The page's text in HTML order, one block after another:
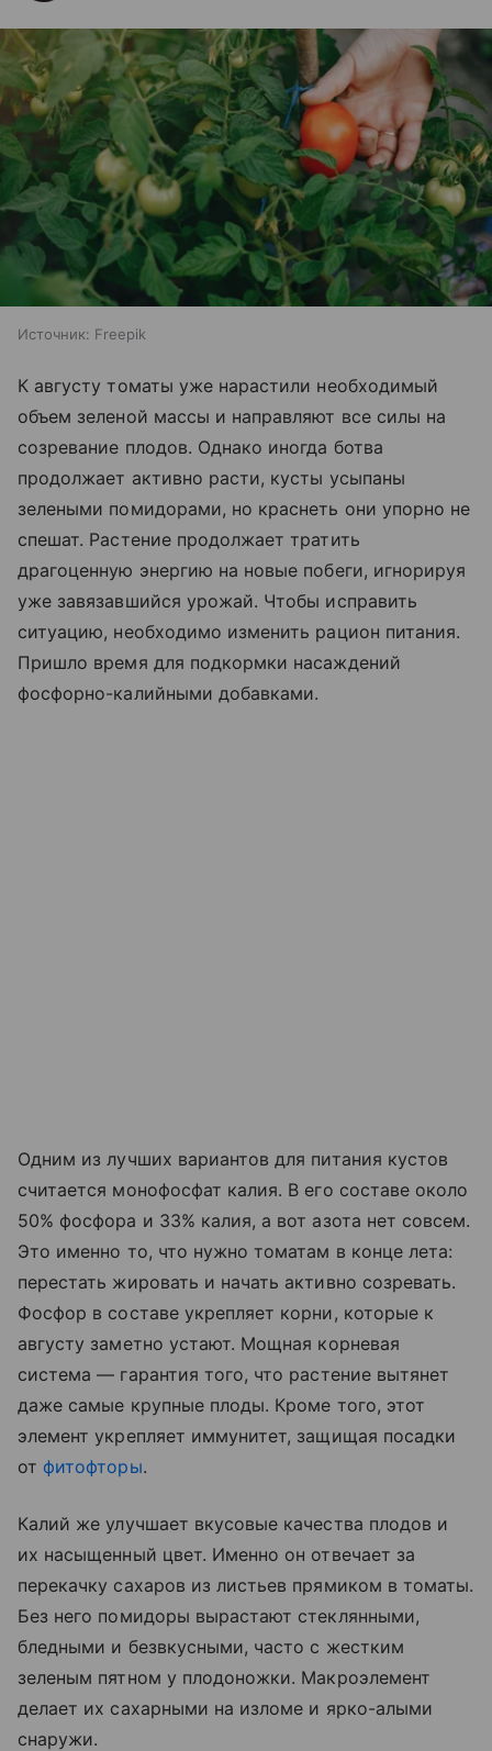
Источник: Freepik
К августу томаты уже нарастили необходимый
объем зеленой массы и направляют все силы на
созревание плодов. Однако иногда ботва
продолжает активно расти, кусты усыпаны
зелеными помидорами, но краснеть они упорно не
спешат. Растение продолжает тратить
драгоценную энергию на новые побеги, игнорируя
уже завязавшийся урожай. Чтобы исправить
ситуацию, необходимо изменить рацион питания.
Пришло время для подкормки насаждений
фосфорно-калийными добавками.
Одним из лучших вариантов для питания кустов
считается монофосфат калия. В его составе около
50% фосфора и 33% калия, а вот азота нет совсем.
Это именно то, что нужно томатам в конце лета:
перестать жировать и начать активно созревать.
Фосфор в составе укрепляет корни, которые к
августу заметно устают. Мощная корневая
система — гарантия того, что растение вытянет
даже самые крупные плоды. Кроме того, этот
элемент укрепляет иммунитет, защищая посадки
от фитофторы.
Калий же улучшает вкусовые качества плодов и
их насыщенный цвет. Именно он отвечает за
перекачку сахаров из листьев прямиком в томаты.
Без него помидоры вырастают стеклянными,
бледными и безвкусными, часто с жестким
зеленым пятном у плодоножки. Макроэлемент
делает их сахарными на изломе и ярко-алыми
снаружи.